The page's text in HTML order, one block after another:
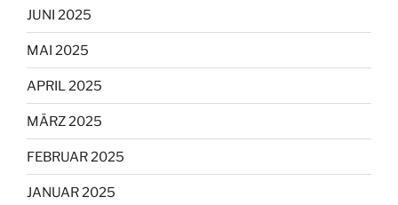
JUNI 2025
MAI 2025
APRIL 2025
MÄRZ 2025
FEBRUAR 2025
JANUAR 2025